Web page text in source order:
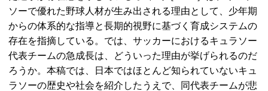
ソーで優れた野球人材が生み出される理由として、少年期
からの体系的な指導と長期的視野に基づく育成システムの
存在を指摘している。では、サッカーにおけるキュラソー
代表チームの急成長は、どういった理由が挙げられるのだ
ろうか。本稿では、日本ではほとんど知られていないキュ
ラソーの歴史や社会を紹介したうえで、同代表チームが悲